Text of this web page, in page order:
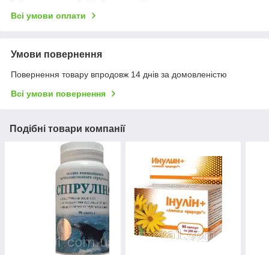
Всі умови оплати
Умови повернення
Повернення товару впродовж 14 днів за домовленістю
Всі умови повернення
Подібні товари компанії